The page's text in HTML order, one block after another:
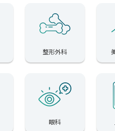
整形外科
眼科